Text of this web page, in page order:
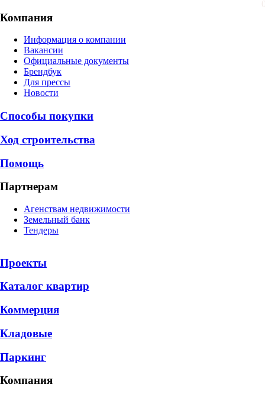
Компания
Информация о компании
Вакансии
Официальные документы
Брендбук
Для прессы
Новости
Способы покупки
Ход строительства
Помощь
Партнерам
Агенствам недвижимости
Земельный банк
Тендеры
Проекты
Каталог квартир
Коммерция
Кладовые
Паркинг
Компания